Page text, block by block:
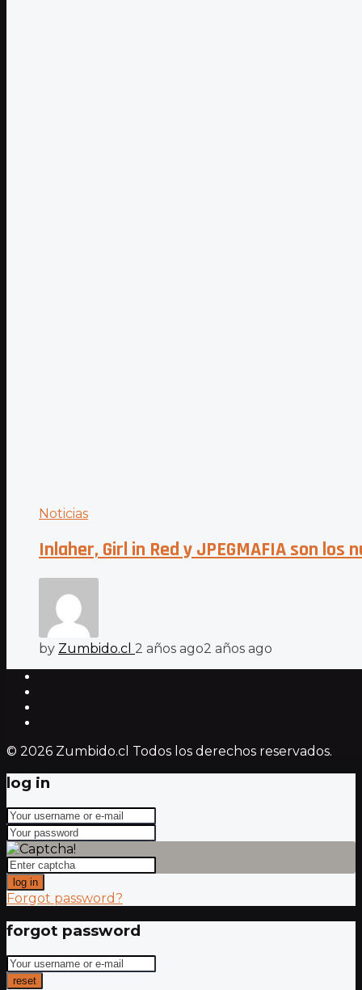
Noticias
Inlaher, Girl in Red y JPEGMAFIA son
by Zumbido.cl 2 años ago2 años ago
© 2026 Zumbido.cl Todos los derechos reservados.
log in
log in
Forgot password?
forgot password
reset